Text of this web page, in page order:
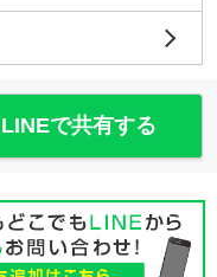
LINEで共有する